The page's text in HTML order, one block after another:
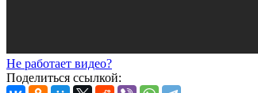
Не работает видео?
Поделиться ссылкой: